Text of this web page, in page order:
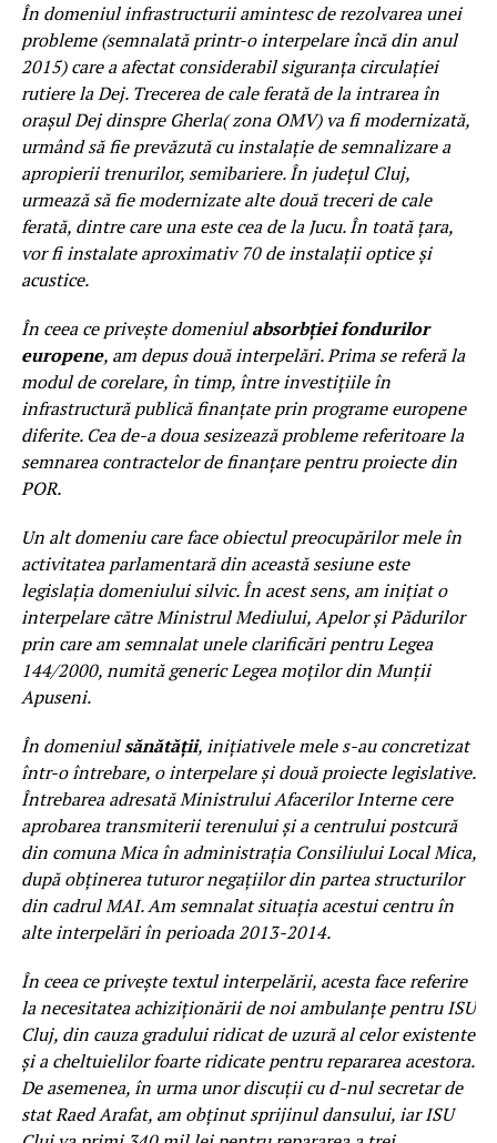
În domeniul infrastructurii amintesc de rezolvarea unei
probleme (semnalată printr-o interpelare încă din anul
2015) care a afectat considerabil siguranța circulației
rutiere la Dej. Trecerea de cale ferată de la intrarea în
orașul Dej dinspre Gherla( zona OMV) va fi modernizată,
urmând să fie prevăzută cu instalație de semnalizare a
apropierii trenurilor, semibariere. În județul Cluj,
urmează să fie modernizate alte două treceri de cale
ferată, dintre care una este cea de la Jucu. În toată țara,
vor fi instalate aproximativ 70 de instalații optice și
acustice.
În ceea ce privește domeniulabsorbției fondurilor
europene, am depus două interpelări. Prima se referă la
modul de corelare, în timp, între investiţiile în
infrastructură publică finanţate prin programe europene
diferite. Cea de-a doua sesizează probleme referitoare la
semnarea contractelor de finanțare pentru proiecte din
POR.
Un alt domeniu care face obiectul preocupărilor mele în
activitatea parlamentară din această sesiune este
legislația domeniului silvic. În acest sens, am inițiat o
interpelare către Ministrul Mediului, Apelor și Pădurilor
prin care am semnalat unele clarificări pentru Legea
144/2000, numită generic Legea moţilor din Munţii
Apuseni.
În domeniulsănătății, inițiativele mele s-au concretizat
într-o întrebare, o interpelare și două proiecte legislative.
Întrebarea adresată Ministrului Afacerilor Interne cere
aprobarea transmiterii terenului și a centrului postcură
din comuna Mica în administrația Consiliului Local Mica,
după obținerea tuturor negațiilor din partea structurilor
din cadrul MAI. Am semnalat situația acestui centru în
alte interpelări în perioada 2013-2014.
În ceea ce privește textul interpelării, acesta face referire
la necesitatea achiziționării de noi ambulanțe pentru ISU
Cluj, din cauza gradului ridicat de uzură al celor existente
și a cheltuielilor foarte ridicate pentru repararea acestora.
De asemenea, în urma unor discuții cu d-nul secretar de
stat Raed Arafat, am obținut sprijinul dansului, iar ISU